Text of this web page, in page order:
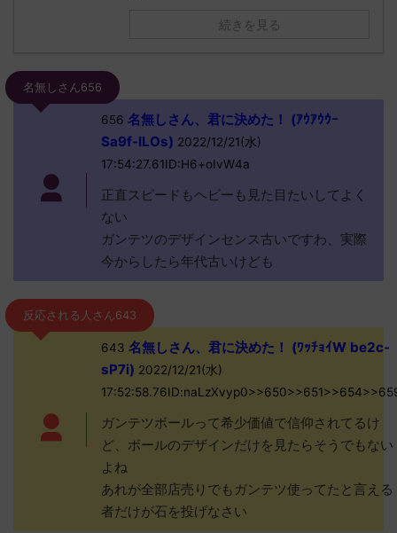
続きを見る
名無しさん656
656 名無しさん、君に決めた！ (ｱｳｱｳｳｰ
Sa9f-ILOs) 2022/12/21(水)
17:54:27.61ID:H6+oIvW4a
正直スピードもヘビーも見た目たいしてよく
ない
ガンテツのデザインセンス古いですわ、実際
今からしたら年代古いけども
反応される人さん643
643 名無しさん、君に決めた！ (ﾜｯﾁｮｲW be2c-
sP7i) 2022/12/21(水)
ガンテツボールって希少価値で信仰されてるけ
ど、ボールのデザインだけを見たらそうでもない
よね
あれが全部店売りでもガンテツ使ってたと言える
者だけが石を投げなさい